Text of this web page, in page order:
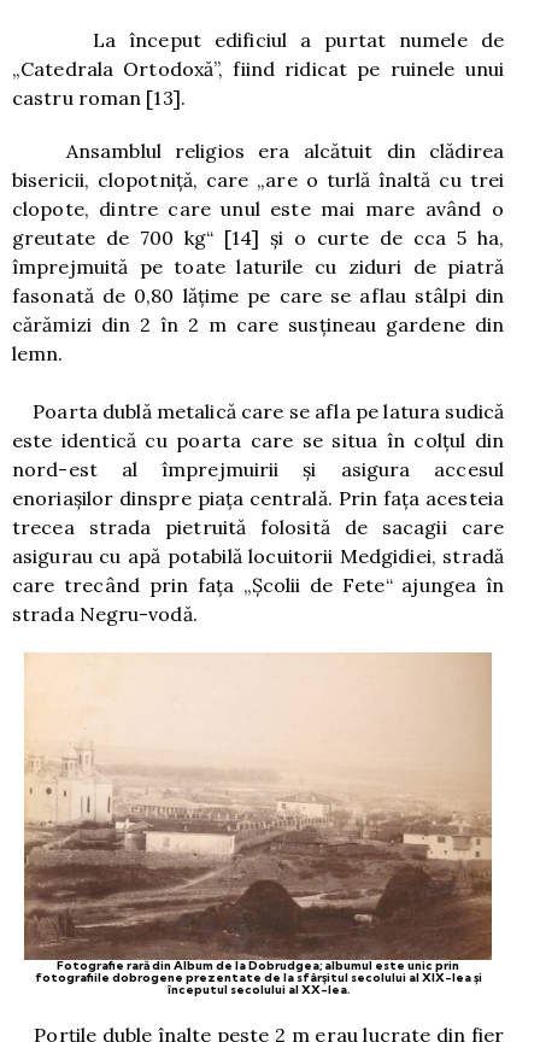
La început edificiul a purtat numele de
„Catedrala Ortodoxă”, fiind ridicat pe ruinele unui
castru roman [13].
Ansamblul religios era alcătuit din clădirea
bisericii, clopotniţă, care „are o turlă înaltă cu trei
clopote, dintre care unul este mai mare având o
greutate de 700 kg“ [14] şi o curte de cca 5 ha,
împrejmuită pe toate laturile cu ziduri de piatră
fasonată de 0,80 lăţime pe care se aflau stâlpi din
cărămizi din 2 în 2 m care susţineau gardene din
lemn.
Poarta dublă metalică care se afla pe latura sudică
este identică cu poarta care se situa în colţul din
nord-est al împrejmuirii şi asigura accesul
enoriaşilor dinspre piaţa centrală. Prin faţa acesteia
trecea strada pietruită folosită de sacagii care
asigurau cu apă potabilă locuitorii Medgidiei, stradă
care trecând prin faţa „Şcolii de Fete“ ajungea în
strada Negru-vodă.
Fotografie rară din Album de la Dobrudgea; albumul este unic prin
fotografiile dobrogene prezentate de la sfârşitul secolului al XIX-lea şi
începutul secolului al XX-lea.
Porţile duble înalte peste 2 m erau lucrate din fier